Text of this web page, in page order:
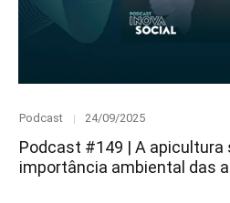
Category
Podcast
Posted
24/09/2025
Podcast #149 | A apicultura
importância ambiental das